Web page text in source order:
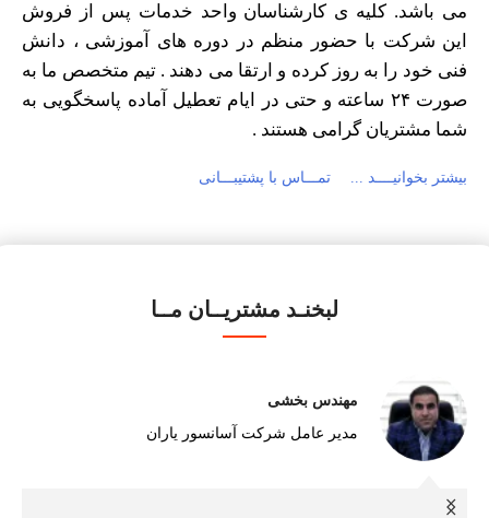
می باشد. کلیه ی کارشناسان واحد خدمات پس از فروش
این شرکت با حضور منظم در دوره های آموزشی ، دانش
فنی خود را به روز کرده و ارتقا می دهند . تیم متخصص ما به
صورت ۲۴ ساعته و حتی در ایام تعطیل آماده پاسخگویی به
شما مشتریان گرامی هستند .
بیشتر بخوانیــــد ... تمـــاس با پشتیبـــانی
لبخنـد مشتریــان مــا
مهندس بخشی
مدیر عامل شرکت آسانسور یاران